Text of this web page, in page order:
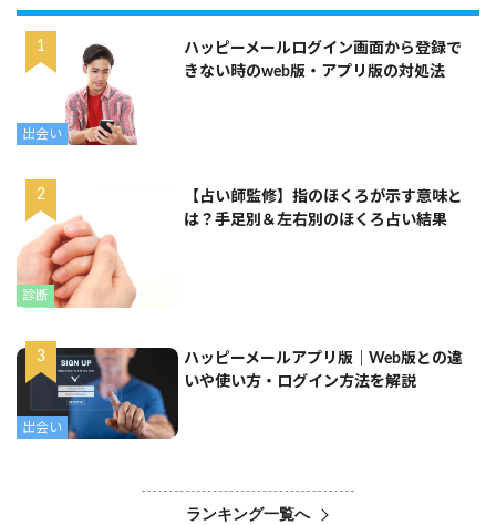
出会い
ハッピーメールログイン画面から登録で
きない時のweb版・アプリ版の対処法
診断
【占い師監修】指のほくろが示す意味と
は？手足別＆左右別のほくろ占い結果
出会い
ハッピーメールアプリ版｜Web版との違
いや使い方・ログイン方法を解説
ランキング一覧へ